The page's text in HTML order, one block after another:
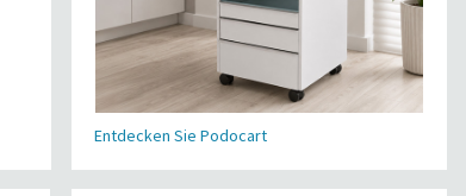
Entdecken Sie Podocart